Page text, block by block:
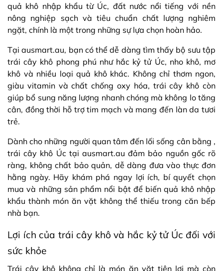
quả khô nhập khẩu từ Úc, đất nước nổi tiếng với nền
nông nghiệp sạch và tiêu chuẩn chất lượng nghiêm
ngặt, chính là một trong những sự lựa chọn hoàn hảo.
Tại ausmart.au, bạn có thể dễ dàng tìm thấy bộ sưu tập
trái cây khô phong phú như hắc kỷ tử Úc, nho khô, mơ
khô và nhiều loại quả khô khác. Không chỉ thơm ngon,
giàu vitamin và chất chống oxy hóa, trái cây khô còn
giúp bổ sung năng lượng nhanh chóng mà không lo tăng
cân, đồng thời hỗ trợ tim mạch và mang đến làn da tươi
trẻ.
Dành cho những người quan tâm đến lối sống cân bằng ,
trái cây khô Úc tại ausmart.au đảm bảo nguồn gốc rõ
ràng, không chất bảo quản, dễ dàng đưa vào thực đơn
hằng ngày. Hãy khám phá ngay lợi ích, bí quyết chọn
mua và những sản phẩm nổi bật để biến quả khô nhập
khẩu thành món ăn vặt không thể thiếu trong căn bếp
nhà bạn.
Lợi ích của trái cây khô và hắc kỷ tử Úc đối với
sức khỏe
Trái cây khô không chỉ là món ăn vặt tiện lợi mà còn